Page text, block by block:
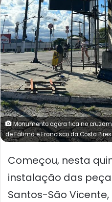
Monumento agora fica no
de Fátima e Francisco da Costa
Começou, nesta
instalação das
Santos-São